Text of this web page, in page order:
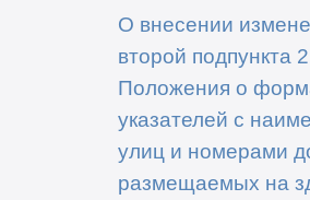
О внесении
второй подпункта
Положения о
указателей с
улиц и номерами
размещаемых на